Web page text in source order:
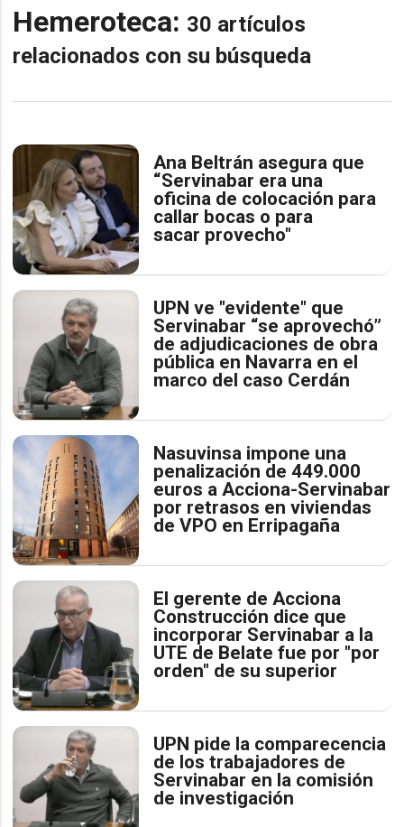
Hemeroteca: 30 artículos
relacionados con su búsqueda
Ana Beltrán asegura que
“Servinabar era una
oficina de colocación para
callar bocas o para
sacar provecho"
UPN ve "evidente" que
Servinabar “se aprovechó”
de adjudicaciones de obra
pública en Navarra en el
marco del caso Cerdán
Nasuvinsa impone una
penalización de 449.000
euros a Acciona-Servinabar
por retrasos en viviendas
de VPO en Erripagaña
El gerente de Acciona
Construcción dice que
incorporar Servinabar a la
UTE de Belate fue por "por
orden" de su superior
UPN pide la comparecencia
de los trabajadores de
Servinabar en la comisión
de investigación